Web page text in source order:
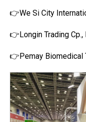
👉We Si City
👉Longin Trading Cp.,
👉Pemay Biomedical